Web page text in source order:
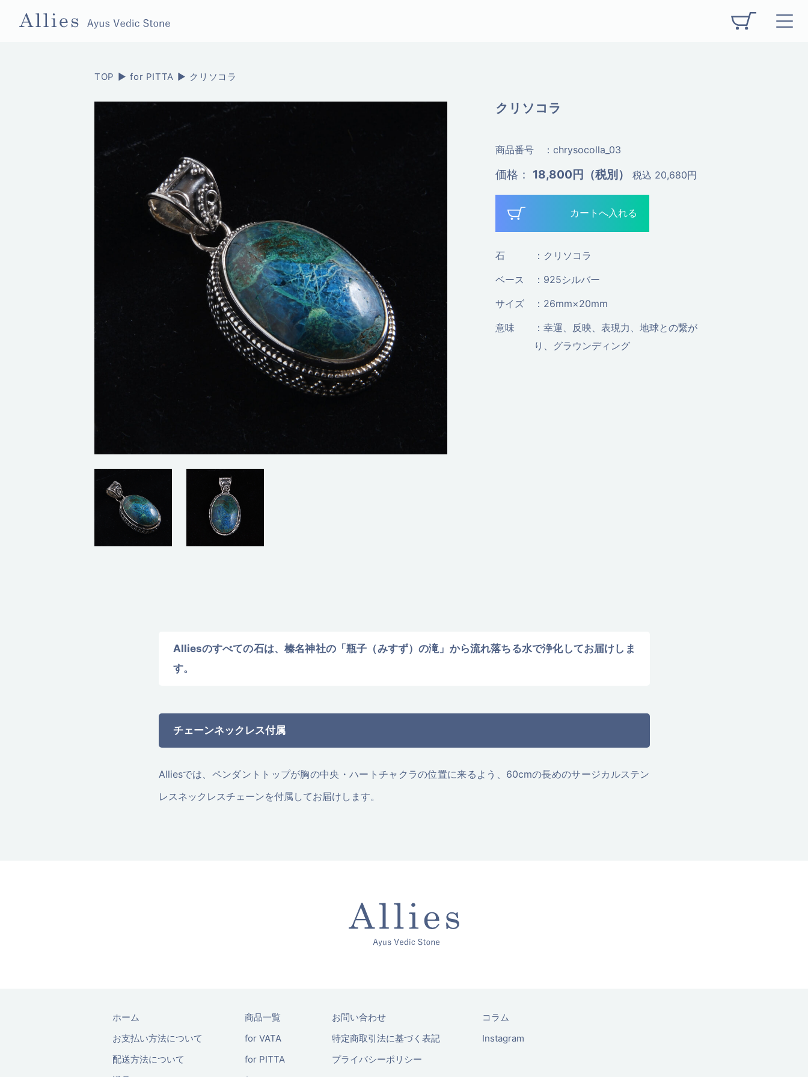
TOP for PITTA クリソコラ
クリソコラ
商品番号 ：chrysocolla_03
価格 ： 18,800円（税別） 税込 20,680円
石
：クリソコラ
ベース
：925シルバー
サイズ
：26mm×20mm
意味
：幸運、反映、表現力、地球との繋が
り、グラウンディング
Alliesのすべての石は、榛名神社の「瓶子（みすず）の滝」から流れ落ちる水で浄化してお届けしま
す。
チェーンネックレス付属
Alliesでは、ペンダントトップが胸の中央・ハートチャクラの位置に来るよう、60cmの長めのサージカルステン
レスネックレスチェーンを付属してお届けします。
ホーム
お支払い方法について
配送方法について
商品一覧
for VATA
for PITTA
お問い合わせ
特定商取引法に基づく表記
プライバシーポリシー
コラム
Instagram